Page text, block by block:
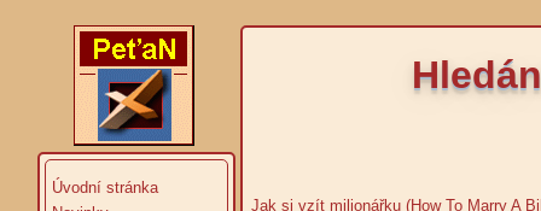
Úvodní stránka
Jak si vzít milionářku (How To Marry A